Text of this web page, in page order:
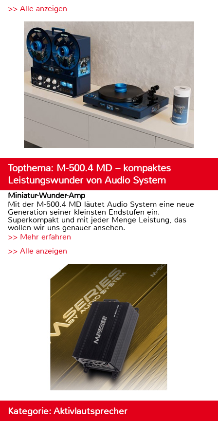
>> Alle anzeigen
Topthema: M-500.4 MD – kompaktes
Leistungswunder von Audio System
Miniatur-Wunder-Amp
Mit der M-500.4 MD läutet Audio System eine neue
Generation seiner kleinsten Endstufen ein.
Superkompakt und mit jeder Menge Leistung, das
wollen wir uns genauer ansehen.
>> Mehr erfahren
>> Alle anzeigen
Kategorie: Aktivlautsprecher